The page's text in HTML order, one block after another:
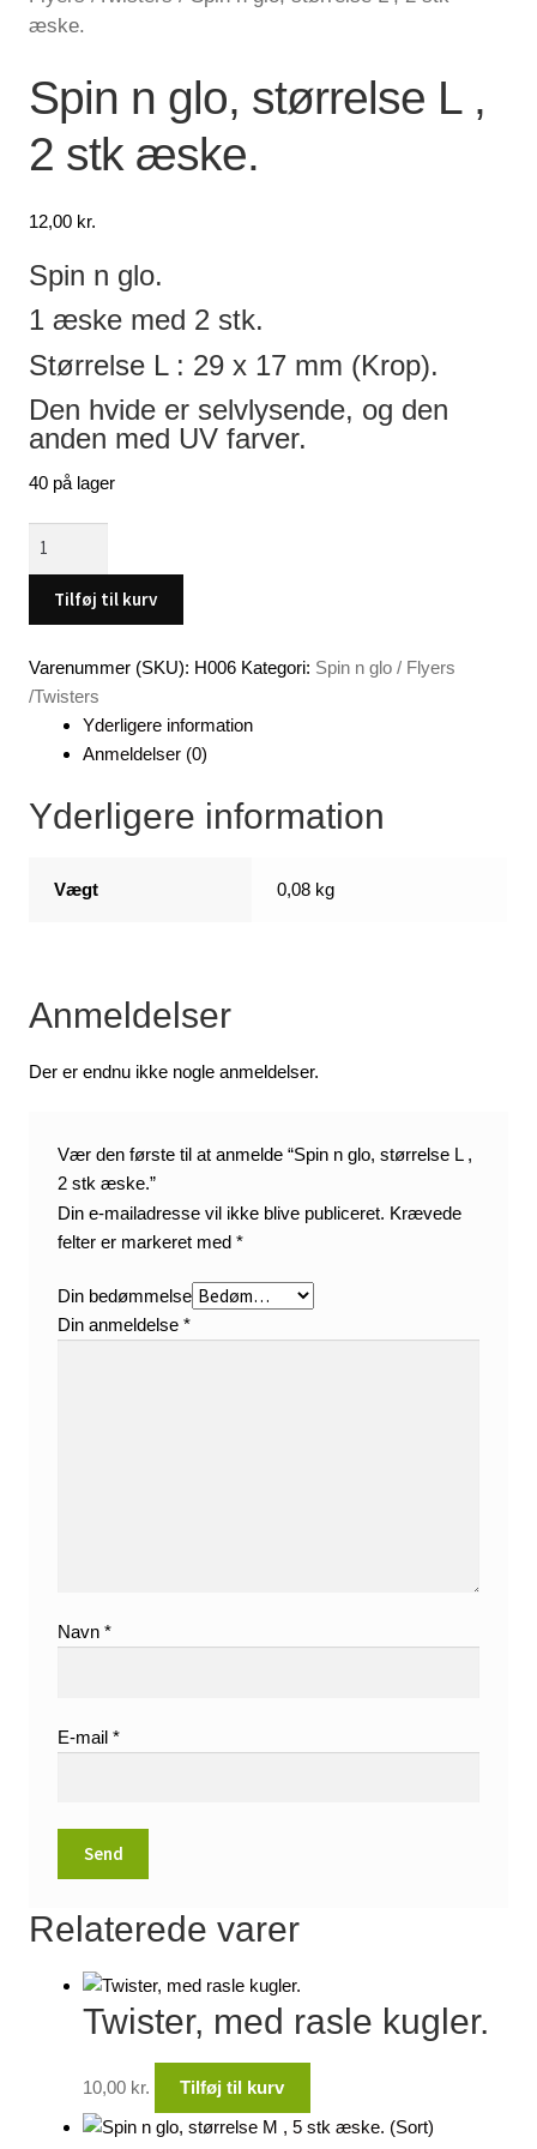
Min Konto
Glemt adgangskode
æske.
Spin n glo, størrelse L ,
2 stk æske.
12,00 kr.
Spin n glo.
1 æske med 2 stk.
Størrelse L : 29 x 17 mm (Krop).
Den hvide er selvlysende, og den
anden med UV farver.
40 på lager
glo,
størrelse
,
2
Tilføj til kurv
Varenummer (SKU): H006 Kategori: Spin n glo / Flyers
/Twisters
Yderligere information
Anmeldelser (0)
Yderligere information
Vægt 0,08 kg
Anmeldelser
Der er endnu ikke nogle anmeldelser.
Vær den første til at anmelde “Spin n glo, størrelse L ,
2 stk æske.”
Din e-mailadresse vil ikke blive publiceret. Krævede
felter er markeret med*
Din bedømmelse
Din anmeldelse*
Navn*
E-mail*
Relaterede varer
Twister, med rasle kugler.
10,00 kr. Tilføj til kurv